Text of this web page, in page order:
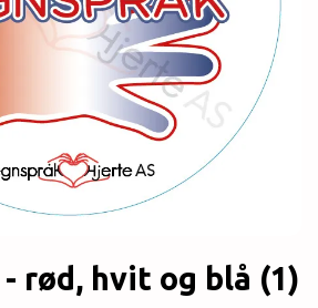
rød, hvit og blå (1)